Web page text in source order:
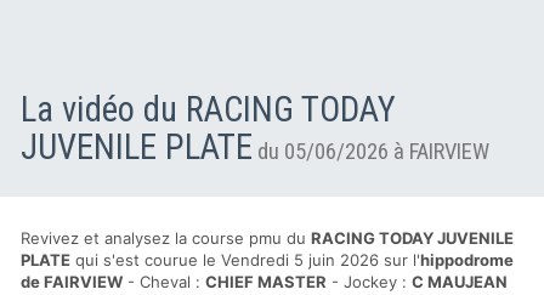
La vidéo du RACING TODAY
JUVENILE PLATE du 05/06/2026 à FAIRVIEW
Revivez et analysez la course pmu du RACING TODAY JUVENILE
PLATE qui s'est courue le Vendredi 5 juin 2026 sur l'hippodrome
de FAIRVIEW - Cheval : CHIEF MASTER - Jockey : C MAUJEAN